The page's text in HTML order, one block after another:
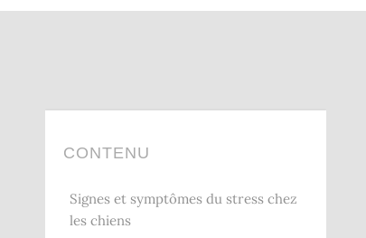
CONTENU
Signes et symptômes du stress chez
les chiens